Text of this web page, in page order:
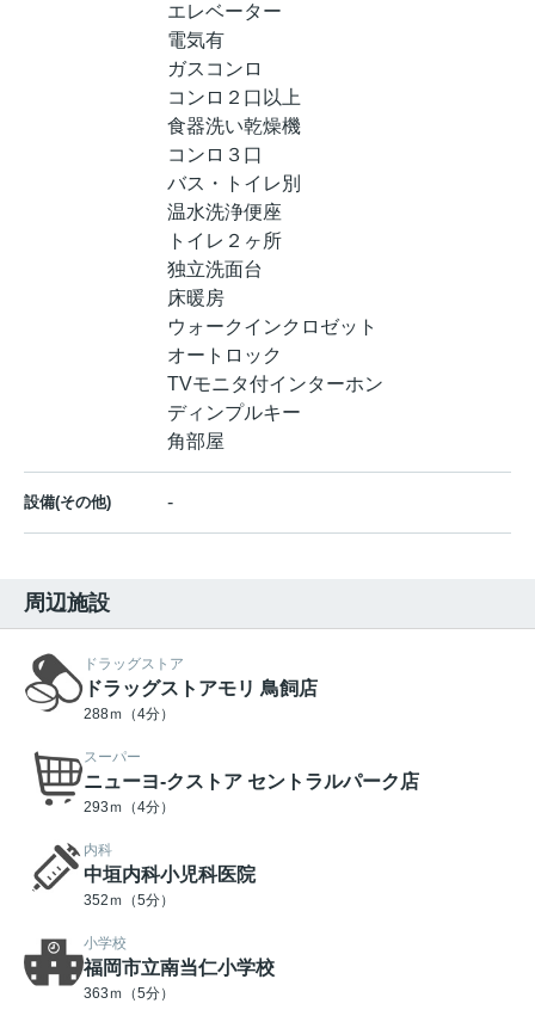
エレベーター
電気有
ガスコンロ
コンロ２口以上
食器洗い乾燥機
コンロ３口
バス・トイレ別
温水洗浄便座
トイレ２ヶ所
独立洗面台
床暖房
ウォークインクロゼット
オートロック
TVモニタ付インターホン
ディンプルキー
角部屋
設備(その他) -
周辺施設
ドラッグストア
ドラッグストアモリ 鳥飼店
288ｍ（4分）
スーパー
ニューヨ-クストア セントラルパーク店
293ｍ（4分）
内科
中垣内科小児科医院
352ｍ（5分）
小学校
福岡市立南当仁小学校
363ｍ（5分）